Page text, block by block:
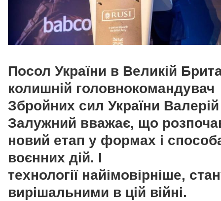
Посол України в Великій
колишній головнокомандувач
Збройних сил України Валерій
Залужний вважає, що
новий етап у формах і
воєнних дій. І
технології найімовірніше,
вирішальними в цій війні.